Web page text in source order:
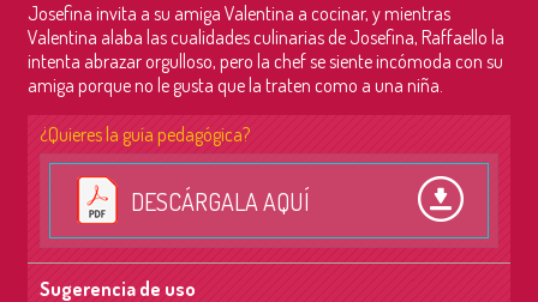
Josefina invita a su amiga Valentina a cocinar, y mientras
Valentina alaba las cualidades culinarias de Josefina, Raffaello la
intenta abrazar orgulloso, pero la chef se siente incómoda con su
amiga porque no le gusta que la traten como a una niña.
¿Quieres la guía pedagógica?
DESCÁRGALA AQUÍ
Sugerencia de uso